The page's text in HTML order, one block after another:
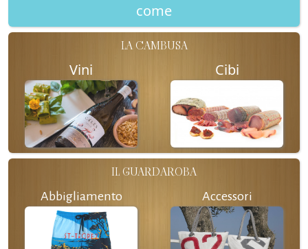
come
LA CAMBUSA
Vini Cibi
IL GUARDAROBA
Abbigliamento Accessori